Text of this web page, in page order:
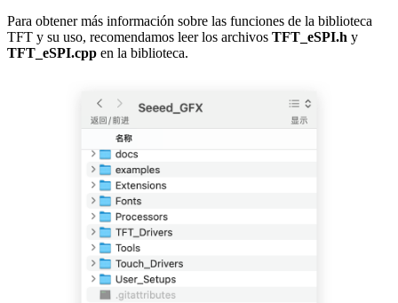
Para obtener más información sobre las funciones de la biblioteca
TFT y su uso, recomendamos leer los archivos TFT_eSPI.h y
TFT_eSPI.cpp en la biblioteca.